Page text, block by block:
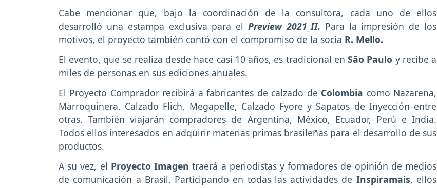
Cabe mencionar que, bajo la coordinación de la consultora, cada uno de ellos
desarrolló una estampa exclusiva para el Preview 2021_II. Para la impresión de los
motivos, el proyecto también contó con el compromiso de la socia R. Mello.
El evento, que se realiza desde hace casi 10 años, es tradicional enSão Paulo y recibe a
miles de personas en sus ediciones anuales.
El Proyecto Comprador recibirá a fabricantes de calzado de Colombia como Nazarena,
Marroquinera, Calzado Flich, Megapelle, Calzado Fyore y Sapatos de Inyección entre
otras. También viajarán compradores de Argentina, México, Ecuador, Perú e India.
Todos ellos interesados en adquirir materias primas brasileñas para el desarrollo de sus
productos.
A su vez, el Proyecto Imagen traerá a periodistas y formadores de opinión de medios
de comunicación a Brasil. Participando en todas las actividades de Inspiramais, ellos